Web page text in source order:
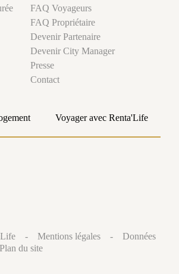
FAQ Voyageurs
FAQ Propriétaire
Devenir Partenaire
Devenir City Manager
Presse
Contact
Voyager avec Renta'Life
-Mentions légales -Données
Plan du site